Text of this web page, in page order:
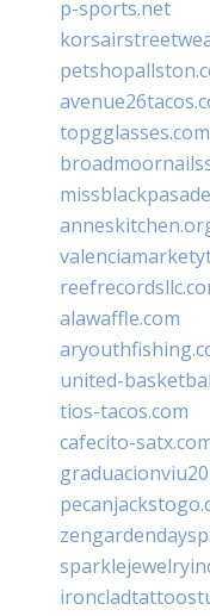
p-sports.net
topgglasses.com
alawaffle.com
united-
tios-tacos.com
cafecito-